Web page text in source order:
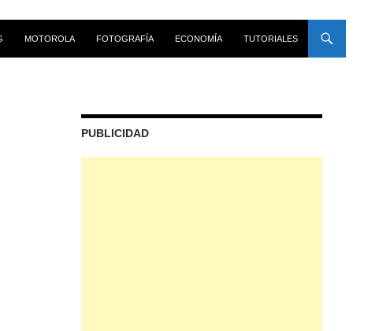
MOTOROLA FOTOGRAFÍA ECONOMÍA TUTORIALES
PUBLICIDAD